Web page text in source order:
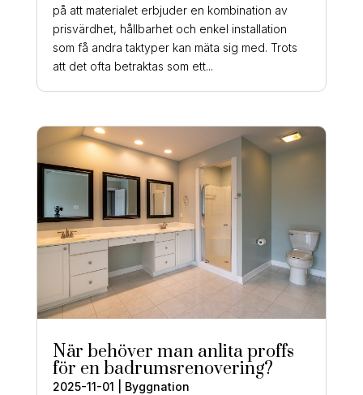
på att materialet erbjuder en kombination av
prisvärdhet, hållbarhet och enkel installation
som få andra taktyper kan mäta sig med. Trots
att det ofta betraktas som ett...
När behöver man anlita proffs
för en badrumsrenovering?
2025-11-01
Byggnation